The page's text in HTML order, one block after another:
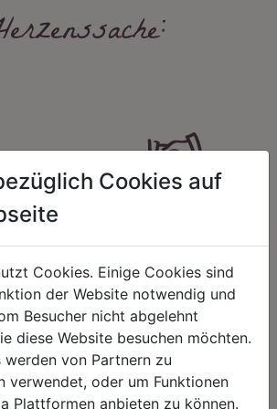
stilvolle
Stunden
dem
fühlen und
fair – im Hinblick auf unsere
Kalkulation, angemessene
Entlohnung und unsere
nachhaltigen, gewachsenen
Geschäftsbeziehungen.
Cookies auf
Cookies. Einige Cookies sind
der Website notwendig und
Besucher nicht abgelehnt
diese Website besuchen möchten.
von Partnern zu
verwendet, oder um Funktionen
Plattformen anbieten zu können.